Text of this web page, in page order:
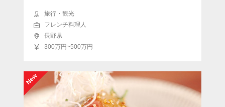
旅行・観光
フレンチ料理人
長野県
300万円~500万円
New